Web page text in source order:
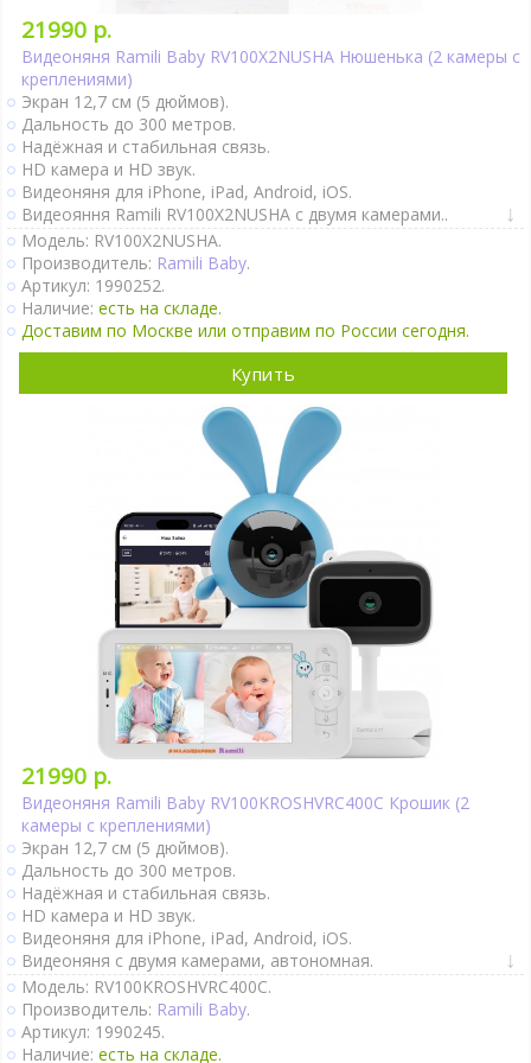
21990 р.
Видеоняня Ramili Baby RV100X2NUSHA Нюшенька (2 камеры с
креплениями)
Экран 12,7 см (5 дюймов).
Дальность до 300 метров.
Надёжная и стабильная связь.
HD камера и HD звук.
Видеоняня для iPhone, iPad, Android, iOS.
Видеояння Ramili RV100X2NUSHA с двумя камерами..
Видеоняня с родительским блоком.
Крепление к коляске и кроватке.
Двухсторонняя связь.
Активация при плаче (VOX).
Непрерывный мониторинг.
Датчик движения.
Оповещение об изменении температуры.
Поворот камеры удалённо.
Две камеры можно подключить к Power Bank..
Ночное видение.
Интернет-доступ через Wi-Fi.
Подробно
Модель: RV100X2NUSHA.
Производитель: Ramili Baby.
Артикул: 1990252.
Наличие:есть на складе.
Доставим по Москве или отправим по России сегодня.
Купить
21990 р.
Видеоняня Ramili Baby RV100KROSHVRC400C Крошик (2
камеры с креплениями)
Экран 12,7 см (5 дюймов).
Дальность до 300 метров.
Надёжная и стабильная связь.
HD камера и HD звук.
Видеоняня для iPhone, iPad, Android, iOS.
Видеоняня с двумя камерами, автономная.
Видеоняня с родительским блоком.
Крепление к коляске и кроватке.
Двухсторонняя связь.
Активация при плаче (VOX).
Модель: RV100KROSHVRC400C.
Производитель: Ramili Baby.
Артикул: 1990245.
Наличие:есть на складе.